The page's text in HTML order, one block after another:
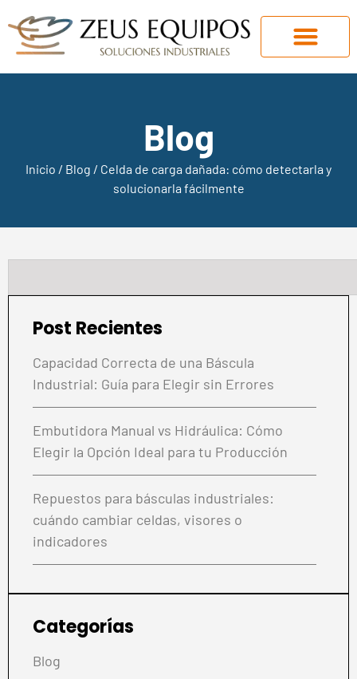
Blog
Inicio / Blog / Celda de carga dañada: cómo detectarla y
solucionarla fácilmente
Post Recientes
Capacidad Correcta de una Báscula
Industrial: Guía para Elegir sin Errores
Embutidora Manual vs Hidráulica: Cómo
Elegir la Opción Ideal para tu Producción
Repuestos para básculas industriales:
cuándo cambiar celdas, visores o
indicadores
Categorías
Blog